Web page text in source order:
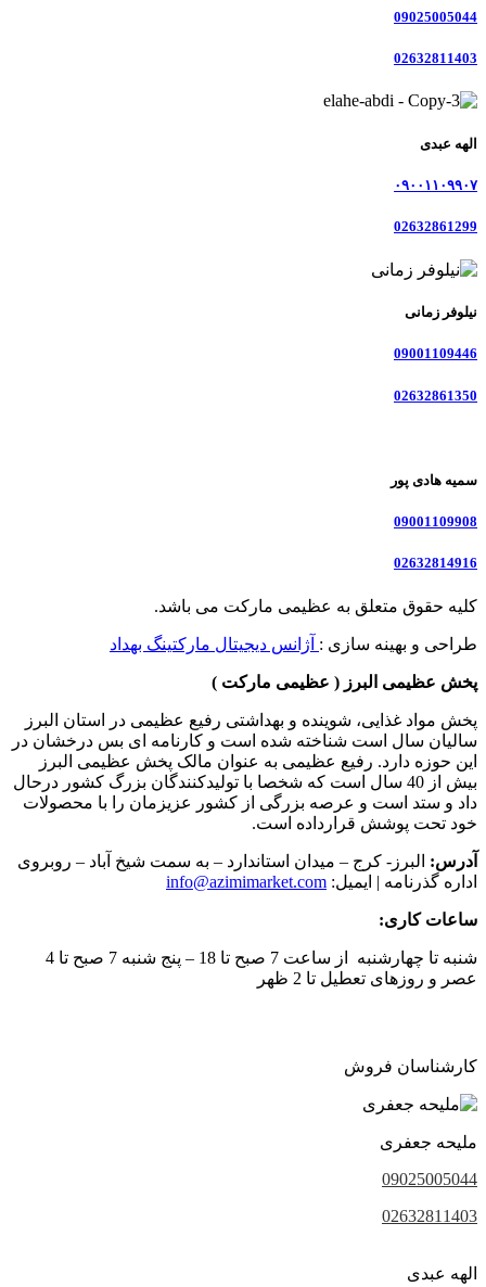
09025005044
02632811403
الهه عبدی
۰۹۰۰۱۱۰۹۹۰۷
02632861299
نیلوفر زمانی
09001109446
02632861350
سمیه هادی پور
09001109908
02632814916
کلیه حقوق متعلق به عظیمی مارکت می باشد.
طراحی و بهینه سازی : آژانس دیجیتال مارکتینگ بهداد
پخش عظیمی البرز ( عظیمی مارکت )
پخش مواد غذایی، شوینده و بهداشتی رفیع عظیمی در استان البرز
سالیان سال است شناخته شده است و کارنامه ای بس درخشان در
این حوزه دارد. رفیع عظیمی به عنوان مالک پخش عظیمی البرز
بیش از 40 سال است که شخصا با تولیدکنندگان بزرگ کشور درحال
داد و ستد است و عرصه بزرگی از کشور عزیزمان را با محصولات
خود تحت پوشش قرارداده است.
آدرس: البرز- کرج – میدان استاندارد – به سمت شیخ آباد – روبروی
اداره گذرنامه | ایمیل: info@azimimarket.com
ساعات کاری:
شنبه تا چهارشنبه از ساعت 7 صبح تا 18 – پنج شنبه 7 صبح تا 4
عصر و روزهای تعطیل تا 2 ظهر
کارشناسان فروش
ملیحه جعفری
09025005044
02632811403
الهه عبدی